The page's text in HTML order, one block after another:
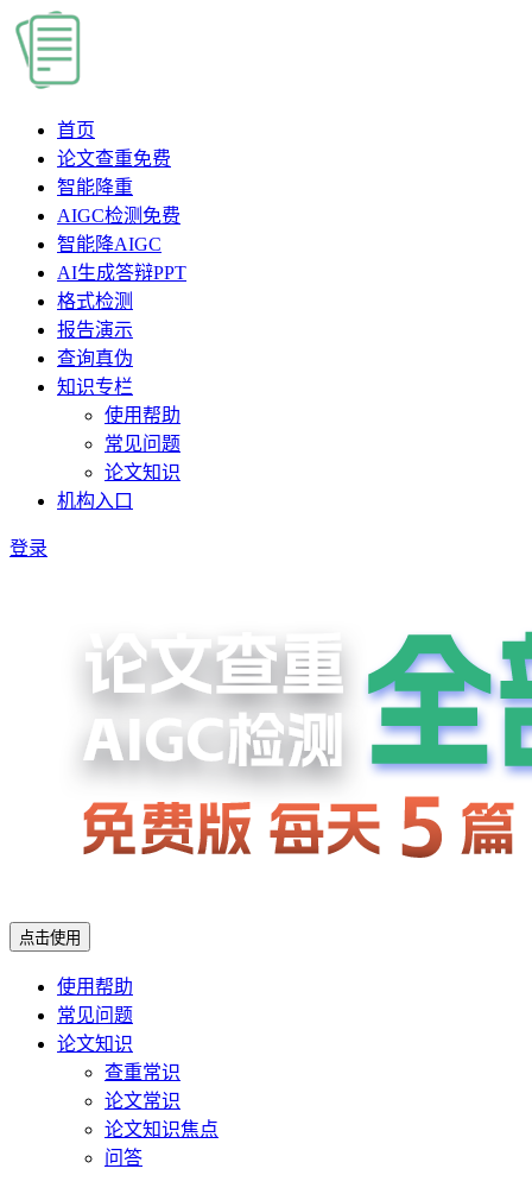
首页
论文查重免费
智能降重
AIGC检测 免费
智能降AIGC
AI生成答辩PPT
格式检测
报告演示
查询真伪
知识专栏
使用帮助
常见问题
论文知识
机构入口
登录
点击使用
使用帮助
常见问题
论文知识
查重常识
论文常识
论文知识焦点
问答